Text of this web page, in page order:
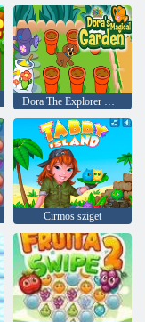
Dora The Explorer Dora varázslatos kertje
Cirmos sziget